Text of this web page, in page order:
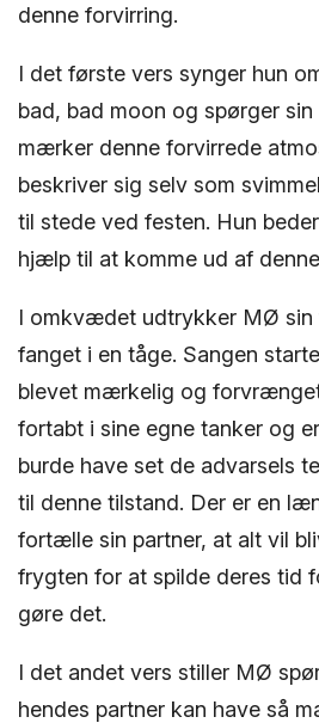
denne forvirring.
I det første vers synger hun
bad, bad moon og spørger
mærker denne forvirrede
beskriver sig selv som
til stede ved festen. Hun
hjælp til at komme ud af
I omkvædet udtrykker MØ
fanget i en tåge. Sangen
blevet mærkelig og
fortabt i sine egne tanker og
burde have set de advarsels
til denne tilstand. Der er en
fortælle sin partner, at alt vil
frygten for at spilde deres tid
gøre det.
I det andet vers stiller MØ
hendes partner kan have så